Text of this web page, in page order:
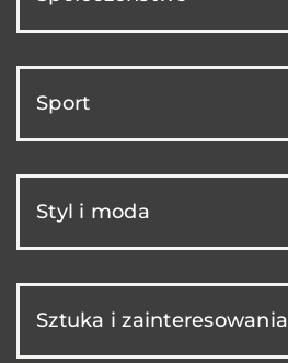
Sport
Styl i moda
Sztuka i zainteresowania